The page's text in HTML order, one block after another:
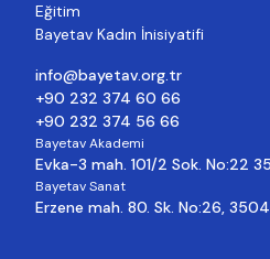
Eğitim
Bayetav Kadın İnisiyatifi
info@bayetav.org.tr
+90 232 374 60 66
+90 232 374 56 66
Bayetav Akademi
Evka-3 mah. 101/2 Sok. No:22
Bayetav Sanat
Erzene mah. 80. Sk. No:26,